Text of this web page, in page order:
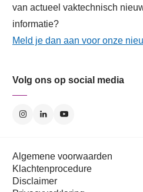
van actueel vaktechnisch
informatie?
Meld je dan aan voor onze
Volg ons op social media
Algemene voorwaarden
Klachtenprocedure
Disclaimer